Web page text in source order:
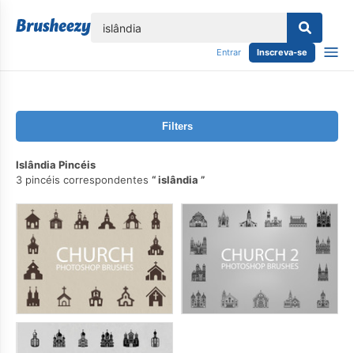
Entrar Inscreva-se
Filters
Islândia Pincéis
3 pincéis correspondentes
islândia